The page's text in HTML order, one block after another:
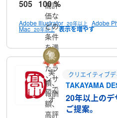
505 100 %
Adobe Illustrator 20年以上 Adobe
Mac 20年以上
高評
価な
どの
条件
を満
たし
たラ
ンサ
ーで
す
クリエイティブ
TAKAYAMA
20年以上の
ご提案。
実
績、
報酬
額、
高評